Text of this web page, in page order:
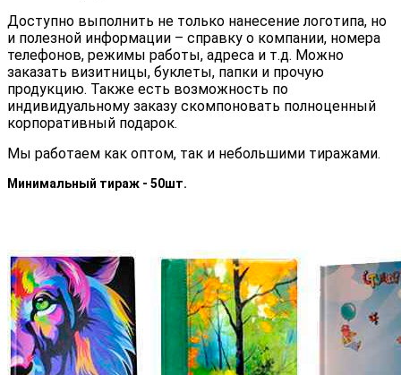
Доступно выполнить не только нанесение логотипа, но
и полезной информации – справку о компании, номера
телефонов, режимы работы, адреса и т.д. Можно
заказать визитницы, буклеты, папки и прочую
продукцию. Также есть возможность по
индивидуальному заказу скомпоновать полноценный
корпоративный подарок.
Мы работаем как оптом, так и небольшими тиражами.
Минимальный тираж - 50шт.